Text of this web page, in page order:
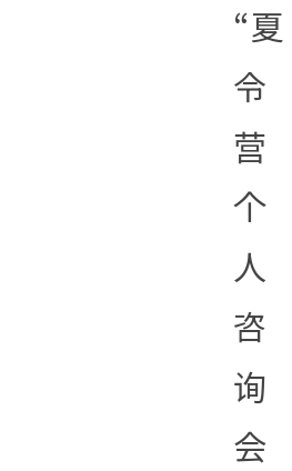
“夏
令
营
个
人
咨
询
会